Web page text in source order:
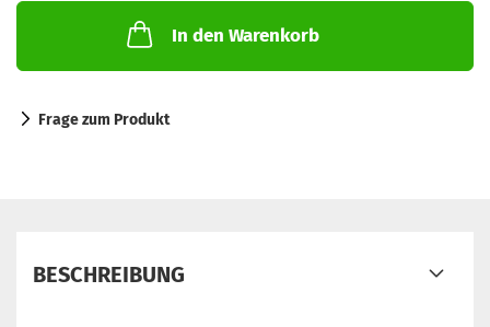
In den Warenkorb
Frage zum Produkt
BESCHREIBUNG